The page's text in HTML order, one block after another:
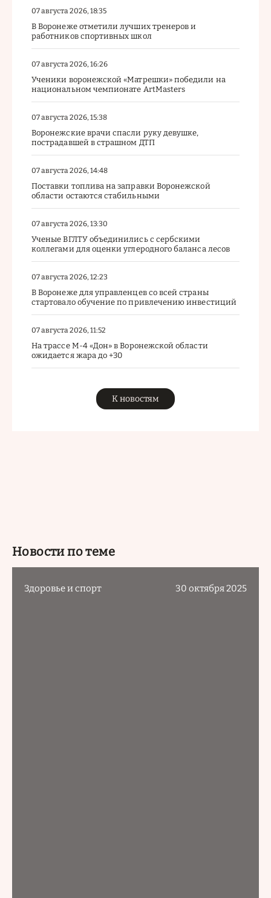
07 августа 2026, 18:35
В Воронеже отметили лучших тренеров и
работников спортивных школ
07 августа 2026, 16:26
Ученики воронежской «Матрешки» победили на
национальном чемпионате ArtMasters
07 августа 2026, 15:38
Воронежские врачи спасли руку девушке,
пострадавшей в страшном ДТП
07 августа 2026, 14:48
Поставки топлива на заправки Воронежской
области остаются стабильными
07 августа 2026, 13:30
Ученые ВГЛТУ объединились с сербскими
коллегами для оценки углеродного баланса лесов
07 августа 2026, 12:23
В Воронеже для управленцев со всей страны
стартовало обучение по привлечению инвестиций
07 августа 2026, 11:52
На трассе М-4 «Дон» в Воронежской области
ожидается жара до +30
К новостям
Новости по теме
Здоровье и спорт 30 октября 2025